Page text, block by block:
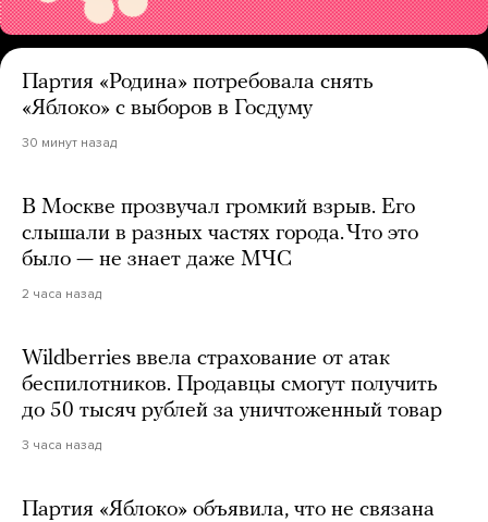
Партия «Родина» потребовала снять
«Яблоко» с выборов в Госдуму
30 минут назад
В Москве прозвучал громкий взрыв. Его
слышали в разных частях города. Что это
было — не знает даже МЧС
2 часа назад
Wildberries ввела страхование от атак
беспилотников. Продавцы смогут получить
до 50 тысяч рублей за уничтоженный товар
3 часа назад
Партия «Яблоко» объявила, что не связана